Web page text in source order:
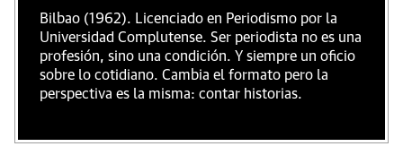
Bilbao (1962). Licenciado en Periodismo por la
Universidad Complutense. Ser periodista no es una
profesión, sino una condición. Y siempre un oficio
sobre lo cotidiano. Cambia el formato pero la
perspectiva es la misma: contar historias.